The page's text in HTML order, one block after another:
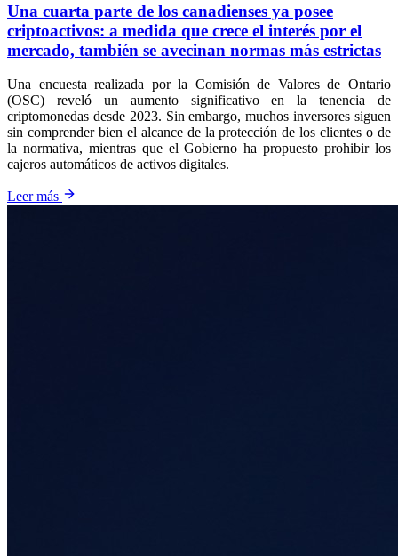
Una cuarta parte de los canadienses ya posee
criptoactivos: a medida que crece el interés por el
mercado, también se avecinan normas más estrictas
Una encuesta realizada por la Comisión de Valores de Ontario
(OSC) reveló un aumento significativo en la tenencia de
criptomonedas desde 2023. Sin embargo, muchos inversores siguen
sin comprender bien el alcance de la protección de los clientes o de
la normativa, mientras que el Gobierno ha propuesto prohibir los
cajeros automáticos de activos digitales.
Leer más